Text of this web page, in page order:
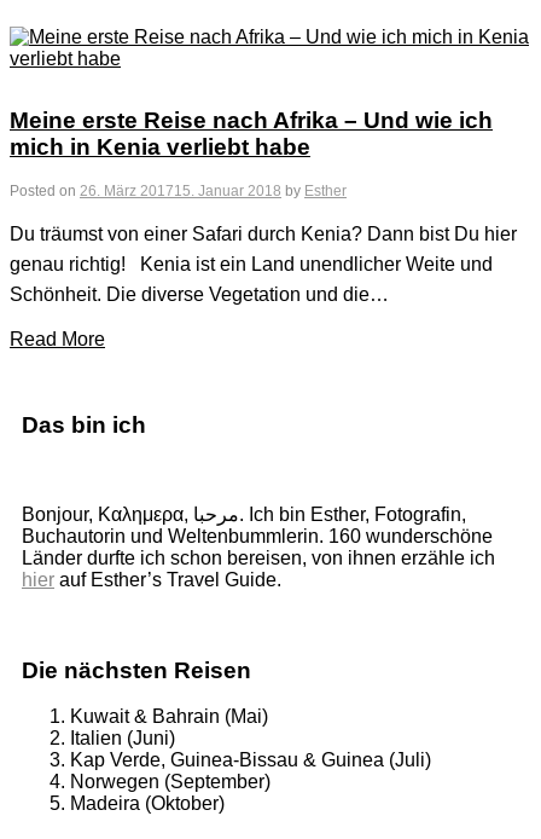
Meine erste Reise nach Afrika – Und wie ich
mich in Kenia verliebt habe
Posted on 26. März 201715. Januar 2018 by Esther
Du träumst von einer Safari durch Kenia? Dann bist Du hier
genau richtig! Kenia ist ein Land unendlicher Weite und
Schönheit. Die diverse Vegetation und die…
Read More
Das bin ich
Bonjour, Καλημερα, مرحبا. Ich bin Esther, Fotografin,
Buchautorin und Weltenbummlerin. 160 wunderschöne
Länder durfte ich schon bereisen, von ihnen erzähle ich
hier auf Esther’s Travel Guide.
Die nächsten Reisen
Kuwait & Bahrain (Mai)
Italien (Juni)
Kap Verde, Guinea-Bissau & Guinea (Juli)
Norwegen (September)
Madeira (Oktober)